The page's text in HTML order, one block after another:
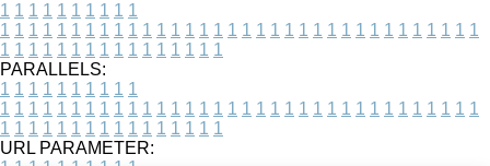
1 1 1 1 1 1 1 1 1 1
1 1 1 1 1 1 1 1 1 1 1 1 1 1 1 1 1 1 1 1 1 1 1 1 1 1 1 1 1 1 1 1 1 1
1 1 1 1 1 1 1 1 1 1 1 1 1 1 1 1
PARALLELS:
1 1 1 1 1 1 1 1 1 1
1 1 1 1 1 1 1 1 1 1 1 1 1 1 1 1 1 1 1 1 1 1 1 1 1 1 1 1 1 1 1 1 1 1
1 1 1 1 1 1 1 1 1 1 1 1 1 1 1 1
URL PARAMETER: